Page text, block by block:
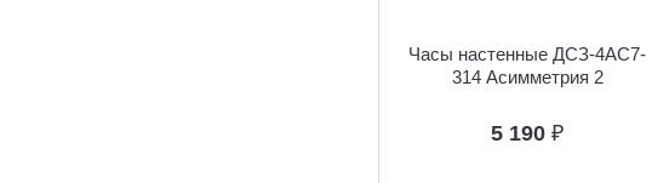
Часы настенные ДСЗ-4АС7-
314 Асимметрия 2
5 190 ₽